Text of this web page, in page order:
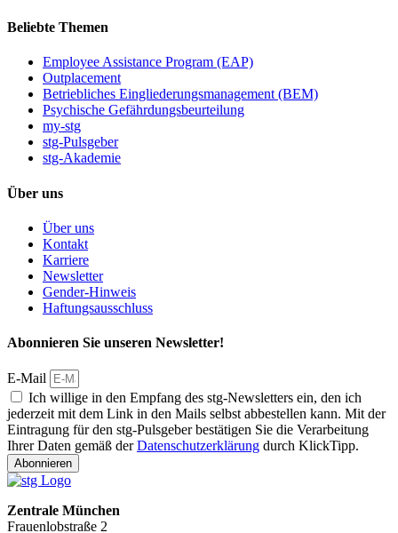
Beliebte Themen
Employee Assistance Program (EAP)
Outplacement
Betriebliches Eingliederungsmanagement (BEM)
Psychische Gefährdungsbeurteilung
my-stg
stg-Pulsgeber
stg-Akademie
Über uns
Über uns
Kontakt
Karriere
Newsletter
Gender-Hinweis
Haftungsausschluss
Abonnieren Sie unseren Newsletter!
E-Mail
Ich willige in den Empfang des stg-Newsletters ein, den ich
jederzeit mit dem Link in den Mails selbst abbestellen kann. Mit der
Eintragung für den stg-Pulsgeber bestätigen Sie die Verarbeitung
Ihrer Daten gemäß derDatenschutzerklärung durch KlickTipp.
Abonnieren
Zentrale München
Frauenlobstraße 2